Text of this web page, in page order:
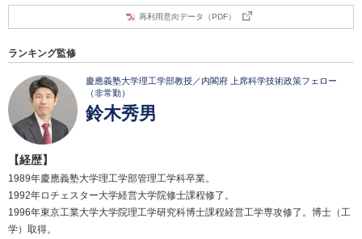
再利用意向データ（PDF）
ランキング監修
慶應義塾大学理工学部教授／内閣府 上席科学技術政策フェロー
（非常勤）
鈴木秀男
【経歴】
1989年慶應義塾大学理工学部管理工学科卒業。
1992年ロチェスター大学経営大学院修士課程修了。
1996年東京工業大学大学院理工学研究科博士課程経営工学専攻修了。博士（工
学）取得。